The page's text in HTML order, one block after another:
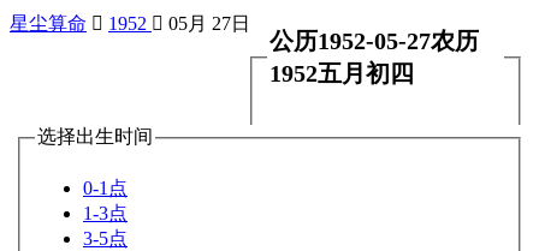
星尘算命  1952  05月 27日
公历1952-05-27农历
1952五月初四
选择出生时间
0-1点
1-3点
3-5点